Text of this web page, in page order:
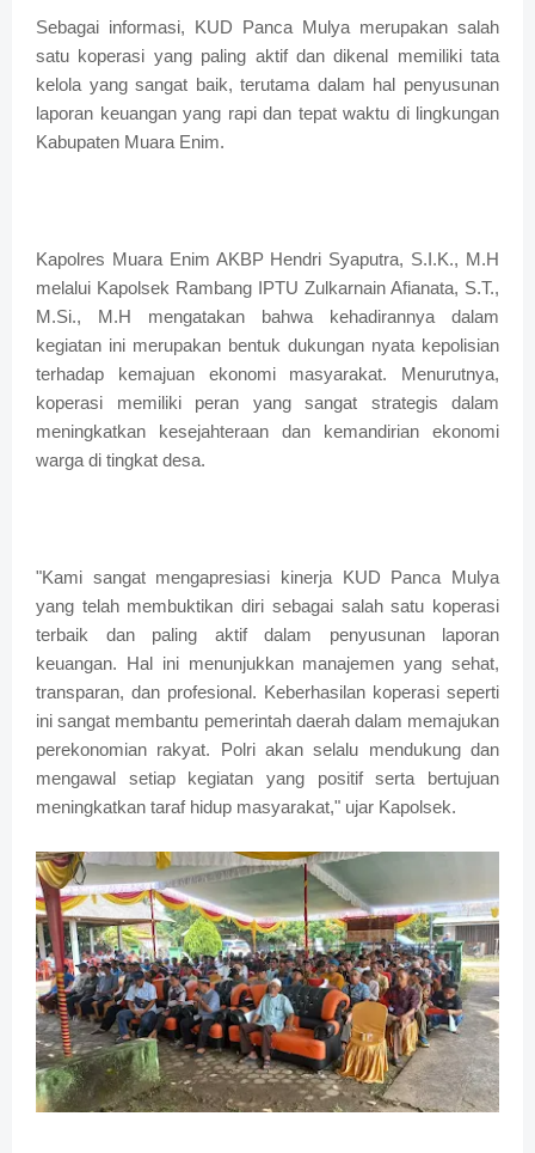
Sebagai informasi, KUD Panca Mulya merupakan salah
satu koperasi yang paling aktif dan dikenal memiliki tata
kelola yang sangat baik, terutama dalam hal penyusunan
laporan keuangan yang rapi dan tepat waktu di lingkungan
Kabupaten Muara Enim.
Kapolres Muara Enim AKBP Hendri Syaputra, S.I.K., M.H
melalui Kapolsek Rambang IPTU Zulkarnain Afianata, S.T.,
M.Si., M.H mengatakan bahwa kehadirannya dalam
kegiatan ini merupakan bentuk dukungan nyata kepolisian
terhadap kemajuan ekonomi masyarakat. Menurutnya,
koperasi memiliki peran yang sangat strategis dalam
meningkatkan kesejahteraan dan kemandirian ekonomi
warga di tingkat desa.
"Kami sangat mengapresiasi kinerja KUD Panca Mulya
yang telah membuktikan diri sebagai salah satu koperasi
terbaik dan paling aktif dalam penyusunan laporan
keuangan. Hal ini menunjukkan manajemen yang sehat,
transparan, dan profesional. Keberhasilan koperasi seperti
ini sangat membantu pemerintah daerah dalam memajukan
perekonomian rakyat. Polri akan selalu mendukung dan
mengawal setiap kegiatan yang positif serta bertujuan
meningkatkan taraf hidup masyarakat," ujar Kapolsek.